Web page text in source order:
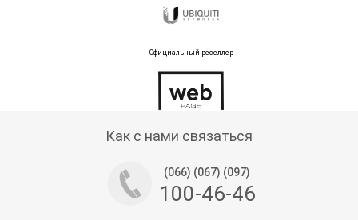
Официальный реселлер
Как с нами связаться
(066) (067) (097)
100-46-46